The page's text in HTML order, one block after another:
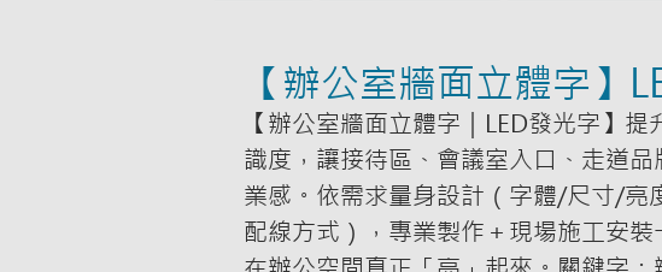
【辦公室牆面立體字】
【辦公室牆面立體字｜LED發光字】
識度，讓接待區、會議室入口、走道
業感。依需求量身設計（字體/尺寸/亮
配線方式），專業製作＋現場施工安